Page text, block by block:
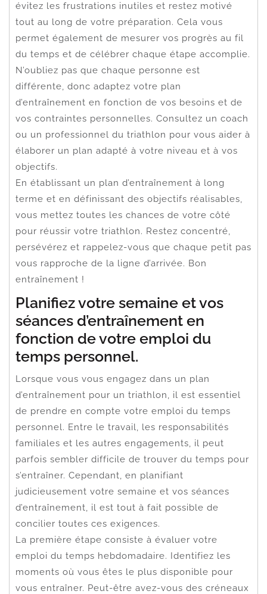
évitez les frustrations inutiles et restez motivé
tout au long de votre préparation. Cela vous
permet également de mesurer vos progrès au fil
du temps et de célébrer chaque étape accomplie.
N’oubliez pas que chaque personne est
différente, donc adaptez votre plan
d’entraînement en fonction de vos besoins et de
vos contraintes personnelles. Consultez un coach
ou un professionnel du triathlon pour vous aider à
élaborer un plan adapté à votre niveau et à vos
objectifs.
En établissant un plan d’entraînement à long
terme et en définissant des objectifs réalisables,
vous mettez toutes les chances de votre côté
pour réussir votre triathlon. Restez concentré,
persévérez et rappelez-vous que chaque petit pas
vous rapproche de la ligne d’arrivée. Bon
entraînement !
Planifiez votre semaine et vos
séances d’entraînement en
fonction de votre emploi du
temps personnel.
Lorsque vous vous engagez dans un plan
d’entraînement pour un triathlon, il est essentiel
de prendre en compte votre emploi du temps
personnel. Entre le travail, les responsabilités
familiales et les autres engagements, il peut
parfois sembler difficile de trouver du temps pour
s’entraîner. Cependant, en planifiant
judicieusement votre semaine et vos séances
d’entraînement, il est tout à fait possible de
concilier toutes ces exigences.
La première étape consiste à évaluer votre
emploi du temps hebdomadaire. Identifiez les
moments où vous êtes le plus disponible pour
vous entraîner. Peut-être avez-vous des créneaux